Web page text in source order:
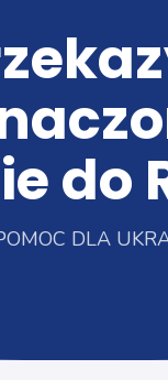
do
DLA